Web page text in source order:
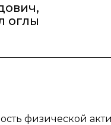
,
оглы
физической